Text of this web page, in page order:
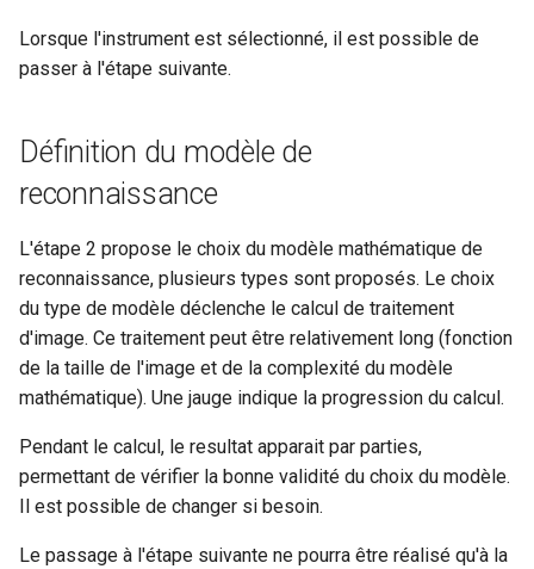
Lorsque l'instrument est sélectionné, il est possible de
passer à l'étape suivante.
Définition du modèle de
reconnaissance
L'étape 2 propose le choix du modèle mathématique de
reconnaissance, plusieurs types sont proposés. Le choix
du type de modèle déclenche le calcul de traitement
d'image. Ce traitement peut être relativement long (fonction
de la taille de l'image et de la complexité du modèle
mathématique). Une jauge indique la progression du calcul.
Pendant le calcul, le resultat apparait par parties,
permettant de vérifier la bonne validité du choix du modèle.
Il est possible de changer si besoin.
Le passage à l'étape suivante ne pourra être réalisé qu'à la